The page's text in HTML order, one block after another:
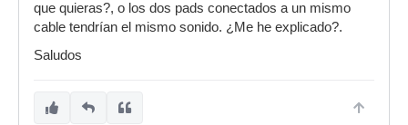
que quieras?, o los dos pads conectados a un mismo
cable tendrían el mismo sonido. ¿Me he explicado?.
Saludos